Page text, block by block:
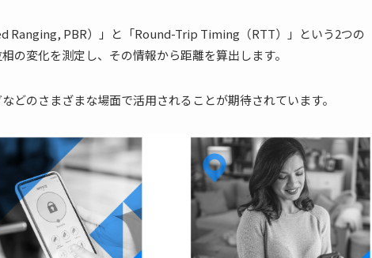
Ranging, PBR）」と「Round-Trip Timing（RTT）」という2つの
の変化を測定し、その情報から距離を算出します。
どのさまざまな場面で活用されることが期待されています。